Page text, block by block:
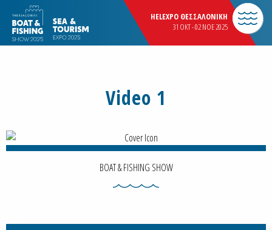
HELEXPO ΘΕΣΣΑΛΟΝΙΚΗ
31 OKT - 02 NOE 2025
Video 1
BOAT & FISHING SHOW